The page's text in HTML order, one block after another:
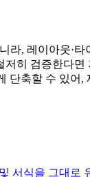
, 레이아웃·
히 검증한다
단축할 수 있어
서식을 그대로